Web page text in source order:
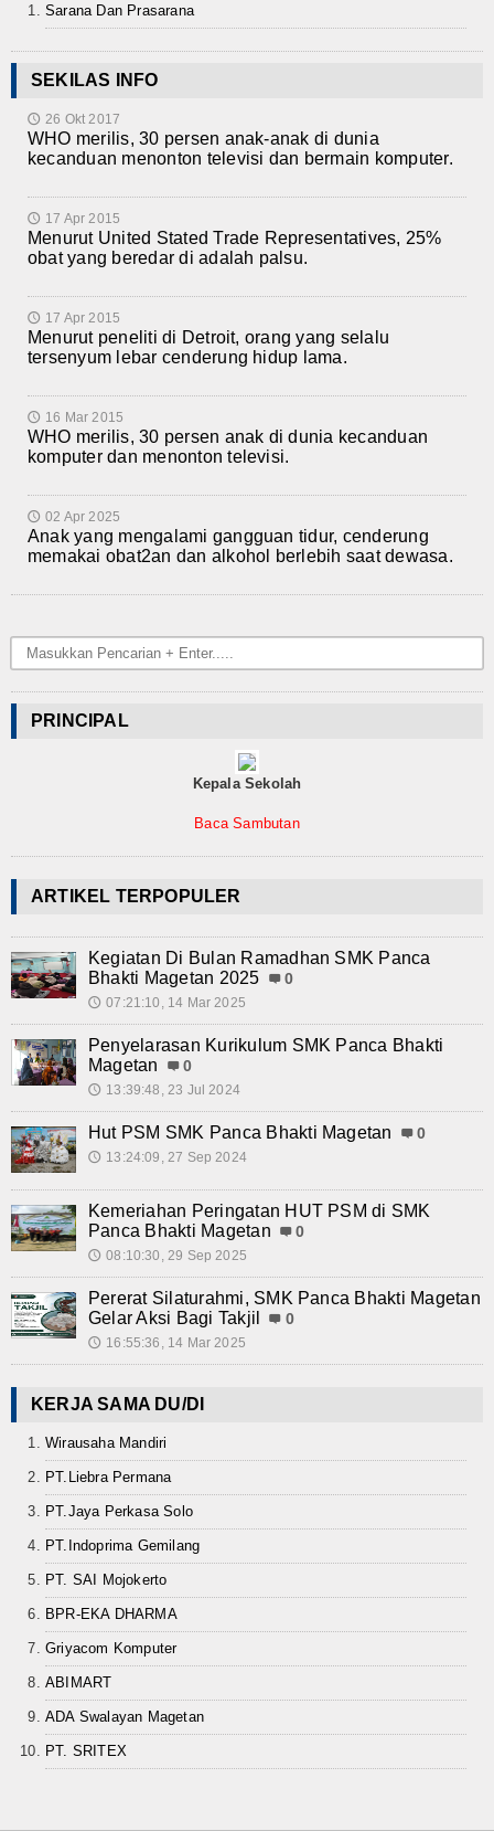
Sarana Dan Prasarana
SEKILAS INFO
🕔 26 Okt 2017
WHO merilis, 30 persen anak-anak di dunia
kecanduan menonton televisi dan bermain komputer.
🕔 17 Apr 2015
Menurut United Stated Trade Representatives, 25%
obat yang beredar di adalah palsu.
🕔 17 Apr 2015
Menurut peneliti di Detroit, orang yang selalu
tersenyum lebar cenderung hidup lama.
🕔 16 Mar 2015
WHO merilis, 30 persen anak di dunia kecanduan
komputer dan menonton televisi.
🕔 02 Apr 2025
Anak yang mengalami gangguan tidur, cenderung
memakai obat2an dan alkohol berlebih saat dewasa.
PRINCIPAL
Kepala Sekolah
Baca Sambutan
ARTIKEL TERPOPULER
Kegiatan Di Bulan Ramadhan SMK Panca
Bhakti Magetan 2025
0
🕔 07:21:10, 14 Mar 2025
Penyelarasan Kurikulum SMK Panca Bhakti
Magetan
0
🕔 13:39:48, 23 Jul 2024
Hut PSM SMK Panca Bhakti Magetan 0
🕔 13:24:09, 27 Sep 2024
Kemeriahan Peringatan HUT PSM di SMK
Panca Bhakti Magetan
0
🕔 08:10:30, 29 Sep 2025
Pererat Silaturahmi, SMK Panca Bhakti Magetan
Gelar Aksi Bagi Takjil
0
🕔 16:55:36, 14 Mar 2025
KERJA SAMA DU/DI
Wirausaha Mandiri
PT.Liebra Permana
PT.Jaya Perkasa Solo
PT.Indoprima Gemilang
PT. SAI Mojokerto
BPR-EKA DHARMA
Griyacom Komputer
ABIMART
ADA Swalayan Magetan
PT. SRITEX